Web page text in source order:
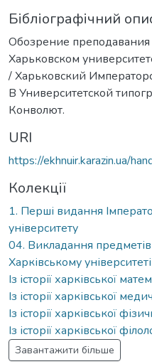
Бібліографічний
Обозрение
Харьковском
/ Харьковский
В Университетской
Конволют.
URI
https://ekhnuir.karazin.ua/
Колекції
1. Перші видання
університету
04. Викладання
Харківському університеті
Із історії харківської
Із історії харківської
Із історії харківської
Із історії харківської
Завантажити більше